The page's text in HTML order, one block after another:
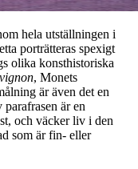
hela utställningen i
porträtteras spexigt
olika konsthistoriska
, Monets
är även det en
är en
och väcker liv i den
som är fin- eller